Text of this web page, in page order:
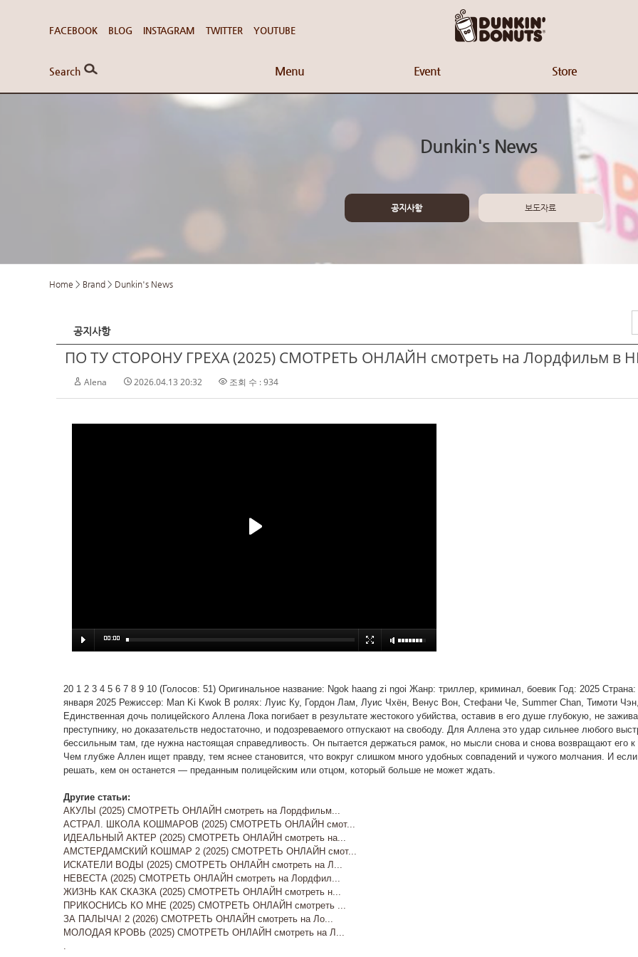
FACEBOOK BLOG INSTAGRAM TWITTER YOUTUBE
Search Menu Event Store
Dunkin's News
Home > Brand > Dunkin's News
공지사항 보도자료
공지사항
ПО ТУ СТОРОНУ ГРЕХА (2025) СМОТРЕТЬ ОНЛАЙН смотреть на Лордфильм в
Alena 2026.04.13 20:32 조회 수 : 934
20 1 2 3 4 5 6 7 8 9 10 (Голосов: 51) Оригинальное название: Ngok haang zi ngoi Жанр: триллер, криминал, боевик Год: 2025
января 2025 Режиссер: Man Ki Kwok В ролях: Луис Ку, Гордон Лам, Луис Чхён, Венус Вон, Стефани Че, Summer Chan, Тимоти
Единственная дочь полицейского Аллена Лока погибает в результате жестокого убийства, оставив в его душе глубокую, не
преступнику, но доказательств недостаточно, и подозреваемого отпускают на свободу. Для Аллена это удар сильнее любого
бессильным там, где нужна настоящая справедливость. Он пытается держаться рамок, но мысли снова и снова возвращают его
Чем глубже Аллен ищет правду, тем яснее становится, что вокруг слишком много удобных совпадений и чужого молчания. И
решать, кем он останется — преданным полицейским или отцом, который больше не может ждать.
Другие статьи:
АКУЛЫ (2025) СМОТРЕТЬ ОНЛАЙН смотреть на Лордфильм...
АСТРАЛ. ШКОЛА КОШМАРОВ (2025) СМОТРЕТЬ ОНЛАЙН смот...
ИДЕАЛЬНЫЙ АКТЕР (2025) СМОТРЕТЬ ОНЛАЙН смотреть на...
АМСТЕРДАМСКИЙ КОШМАР 2 (2025) СМОТРЕТЬ ОНЛАЙН смот...
ИСКАТЕЛИ ВОДЫ (2025) СМОТРЕТЬ ОНЛАЙН смотреть на Л...
НЕВЕСТА (2025) СМОТРЕТЬ ОНЛАЙН смотреть на Лордфил...
ЖИЗНЬ КАК СКАЗКА (2025) СМОТРЕТЬ ОНЛАЙН смотреть н...
ПРИКОСНИСЬ КО МНЕ (2025) СМОТРЕТЬ ОНЛАЙН смотреть ...
ЗА ПАЛЫЧА! 2 (2026) СМОТРЕТЬ ОНЛАЙН смотреть на Ло...
МОЛОДАЯ КРОВЬ (2025) СМОТРЕТЬ ОНЛАЙН смотреть на Л...
.